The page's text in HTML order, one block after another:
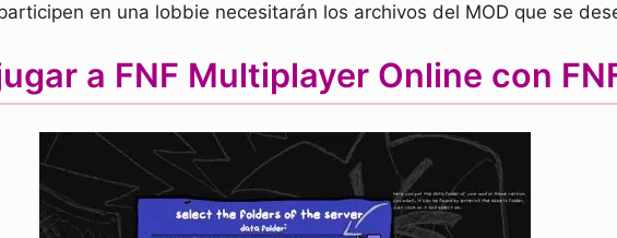
en una lobbie necesitarán los archivos del MOD que se
a FNF Multiplayer Online con